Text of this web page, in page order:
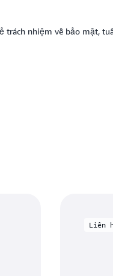
trách nhiệm về bảo mật,
Liên